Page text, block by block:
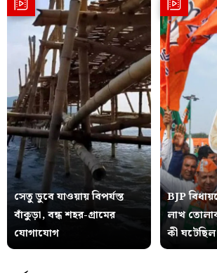
সেতু ডুবে যাওয়ায় বিপর্যস্ত
বাঁকুড়া, বন্ধ শহর-গ্রামের
যোগাযোগ
BJP
লাখ
কী